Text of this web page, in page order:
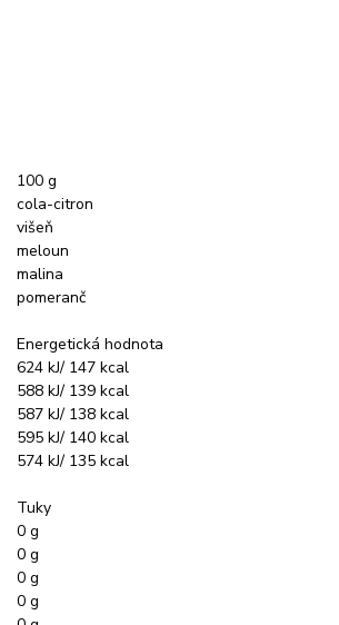
100 g
cola-citron
višeň
meloun
malina
pomeranč
Energetická hodnota
624 kJ/ 147 kcal
588 kJ/ 139 kcal
587 kJ/ 138 kcal
595 kJ/ 140 kcal
574 kJ/ 135 kcal
Tuky
0 g
0 g
0 g
0 g